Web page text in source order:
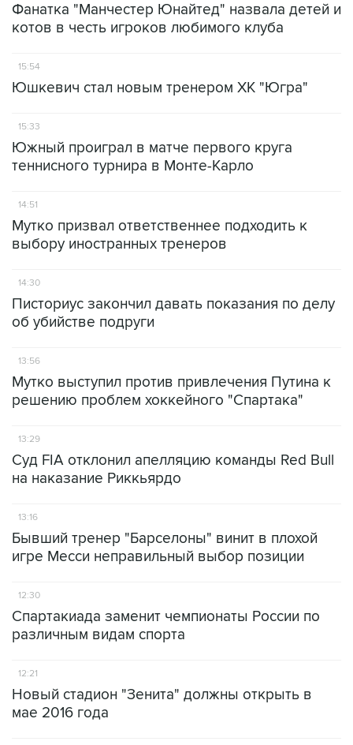
Фанатка "Манчестер Юнайтед" назвала детей и
котов в честь игроков любимого клуба
15:54
Юшкевич стал новым тренером ХК "Югра"
15:33
Южный проиграл в матче первого круга
теннисного турнира в Монте-Карло
14:51
Мутко призвал ответственнее подходить к
выбору иностранных тренеров
14:30
Писториус закончил давать показания по делу
об убийстве подруги
13:56
Мутко выступил против привлечения Путина к
решению проблем хоккейного "Спартака"
13:29
Cуд FIA отклонил апелляцию команды Red Bull
на наказание Риккьярдо
13:16
Бывший тренер "Барселоны" винит в плохой
игре Месси неправильный выбор позиции
12:30
Спартакиада заменит чемпионаты России по
различным видам спорта
12:21
Новый стадион "Зенита" должны открыть в
мае 2016 года